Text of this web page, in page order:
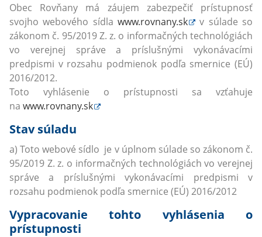
Obec Rovňany má záujem zabezpečiť prístupnosť
svojho webového sídla www.rovnany.sk
v súlade so
zákonom č. 95/2019 Z. z. o informačných technológiách
vo verejnej správe a príslušnými vykonávacími
predpismi v rozsahu podmienok podľa smernice (EÚ)
2016/2012.
Toto vyhlásenie o prístupnosti sa vzťahuje
na www.rovnany.sk
Stav súladu
a) Toto webové sídlo je v úplnom súlade so zákonom č.
95/2019 Z. z. o informačných technológiách vo verejnej
správe a príslušnými vykonávacími predpismi v
rozsahu podmienok podľa smernice (EÚ) 2016/2012
Vypracovanie tohto vyhlásenia o
prístupnosti